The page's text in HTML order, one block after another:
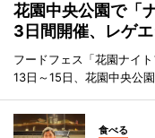
花園中央公園で「
3日間開催、レゲ
フードフェス「花園ナイ
13日～15日、花園中央公
食べる